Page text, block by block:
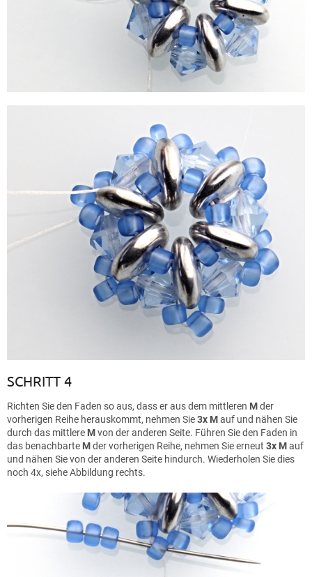
SCHRITT 4
Richten Sie den Faden so aus, dass er aus dem mittleren Mder
vorherigen Reihe herauskommt, nehmen Sie3x Mauf und nähen Sie
durch das mittlere Mvon der anderen Seite. Führen Sie den Faden in
das benachbarte Mder vorherigen Reihe, nehmen Sie erneut 3x Mauf
und nähen Sie von der anderen Seite hindurch. Wiederholen Sie dies
noch 4x, siehe Abbildung rechts.